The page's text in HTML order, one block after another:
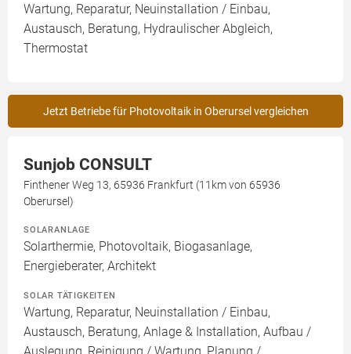
Wartung, Reparatur, Neuinstallation / Einbau,
Austausch, Beratung, Hydraulischer Abgleich,
Thermostat
Jetzt Betriebe für Photovoltaik in Oberursel vergleichen
Sunjob CONSULT
Finthener Weg 13, 65936 Frankfurt (11km von 65936
Oberursel)
SOLARANLAGE
Solarthermie, Photovoltaik, Biogasanlage,
Energieberater, Architekt
SOLAR TÄTIGKEITEN
Wartung, Reparatur, Neuinstallation / Einbau,
Austausch, Beratung, Anlage & Installation, Aufbau /